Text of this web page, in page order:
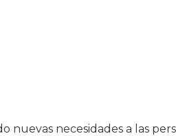
necesidades a las